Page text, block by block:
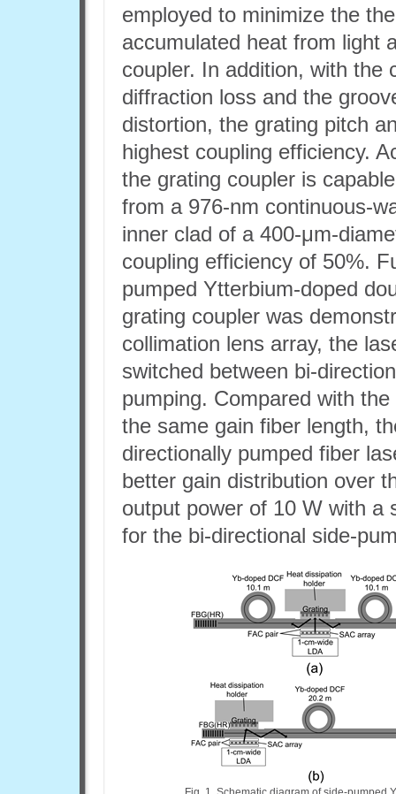
employed to minimize the
accumulated heat from light
coupler. In addition, with the
diffraction loss and the
distortion, the grating pitch
highest coupling efficiency.
the grating coupler is
from a 976-nm continuous-
inner clad of a 400-μm-
coupling efficiency of 50%.
pumped Ytterbium-doped
grating coupler was
collimation lens array, the
switched between bi-
pumping. Compared with
the same gain fiber length,
directionally pumped fiber
better gain distribution over
output power of 10 W with a
for the bi-directional side-